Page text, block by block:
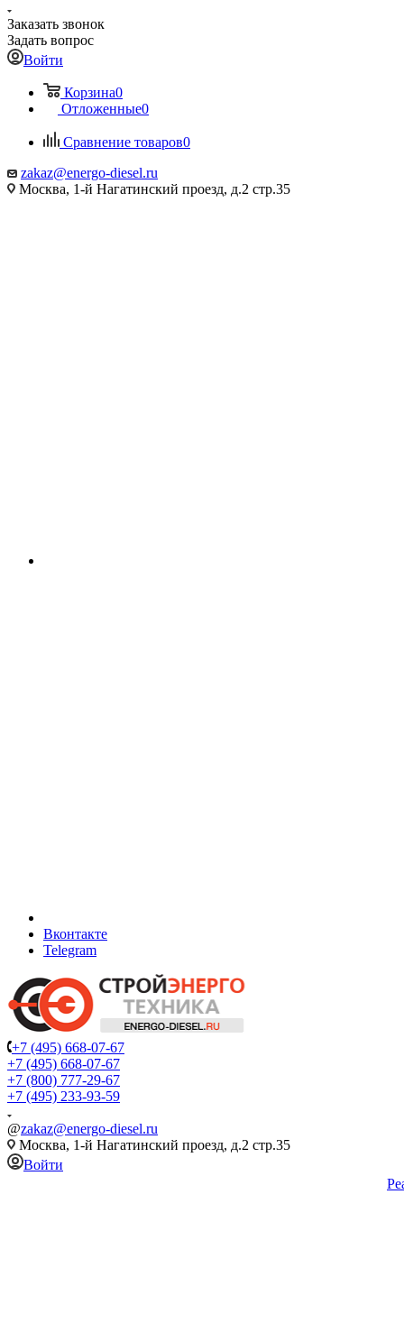
Заказать звонок
Задать вопрос
Войти
Корзина0
Отложенные0
Сравнение товаров0
zakaz@energo-diesel.ru
Москва, 1-й Нагатинский проезд, д.2 стр.35
Вконтакте
Telegram
+7 (495) 668-07-67
+7 (495) 668-07-67
+7 (800) 777-29-67
+7 (495) 233-93-59
@zakaz@energo-diesel.ru
Москва, 1-й Нагатинский проезд, д.2 стр.35
Войти